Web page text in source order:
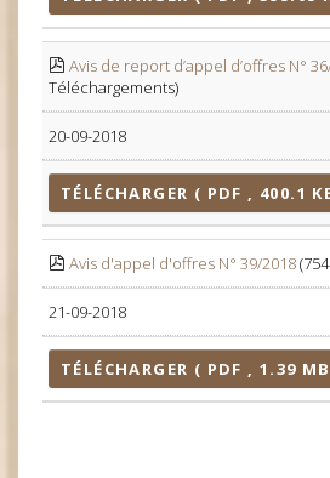
Avis de report d’appel d’offres N°
Téléchargements)
20-09-2018
TÉLÉCHARGER ( PDF , 400.1
Avis d'appel d'offres N° 39/2018
21-09-2018
TÉLÉCHARGER ( PDF , 1.39